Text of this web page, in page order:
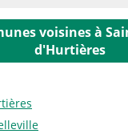
voisines à
d'Hurtières